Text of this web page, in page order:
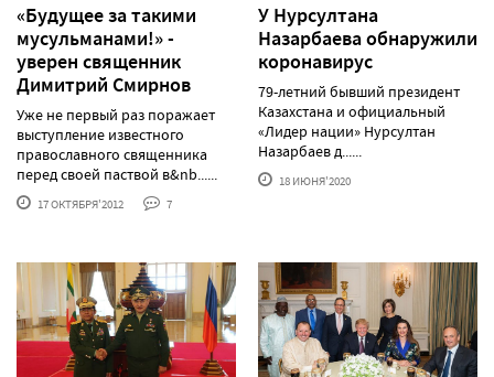
«Будущее за такими
мусульманами!» -
уверен священник
Димитрий Смирнов
Уже не первый раз поражает
выступление известного
православного священника
перед своей паствой в&nb......
17 ОКТЯБРЯ'2012 7
У Нурсултана
Назарбаева обнаружили
коронавирус
79-летний бывший президент
Казахстана и официальный
«Лидер нации» Нурсултан
Назарбаев д......
18 ИЮНЯ'2020